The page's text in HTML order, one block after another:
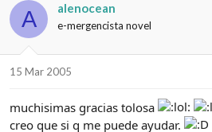
A alenocean
e-mergencista novel
15 Mar 2005
muchisimas gracias tolosa
creo que si q me puede ayudar.